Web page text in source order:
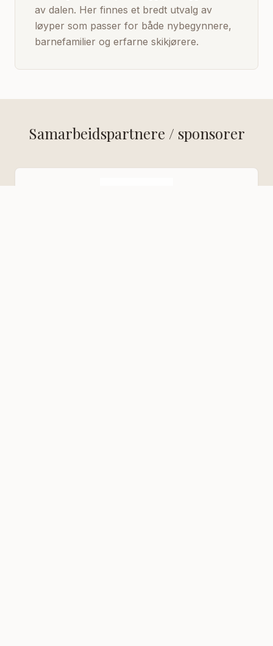
av dalen. Her finnes et bredt utvalg av
løyper som passer for både nybegynnere,
barnefamilier og erfarne skikjørere.
Samarbeidspartnere / sponsorer